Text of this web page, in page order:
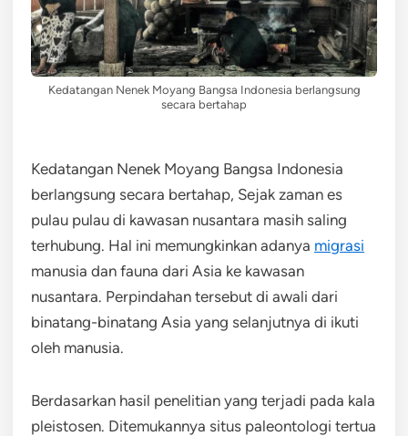
Kedatangan Nenek Moyang Bangsa Indonesia berlangsung
secara bertahap
Kedatangan Nenek Moyang Bangsa Indonesia
berlangsung secara bertahap, Sejak zaman es
pulau pulau di kawasan nusantara masih saling
terhubung. Hal ini memungkinkan adanya migrasi
manusia dan fauna dari Asia ke kawasan
nusantara. Perpindahan tersebut di awali dari
binatang-binatang Asia yang selanjutnya di ikuti
oleh manusia.
Berdasarkan hasil penelitian yang terjadi pada kala
pleistosen. Ditemukannya situs paleontologi tertua